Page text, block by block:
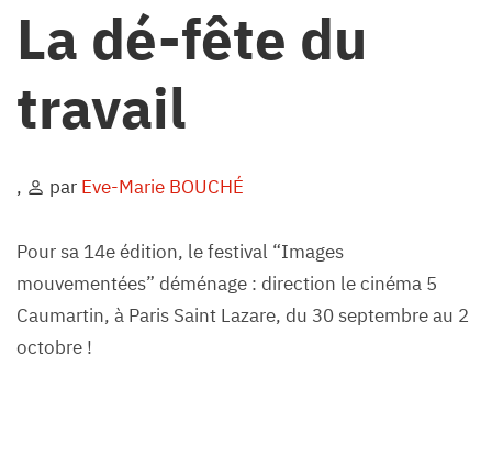
La dé-fête du
travail
, par Eve-Marie BOUCHÉ
Pour sa 14e édition, le festival “Images
mouvementées” déménage : direction le cinéma 5
Caumartin, à Paris Saint Lazare, du 30 septembre au 2
octobre !